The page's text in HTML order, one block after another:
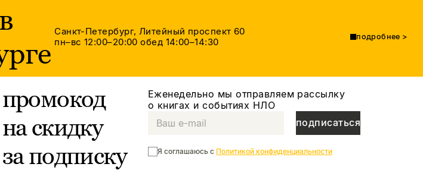
Санкт-Петербург, Литейный проспект 60
пн–вс 12:00–20:00обед 14:00–14:30 подробнее >
промокод
на скидку
за подписку
Еженедельно мы отправляем рассылку
о книгах и событиях НЛО
подписаться
Я соглашаюсь с Политикой конфиденциальности